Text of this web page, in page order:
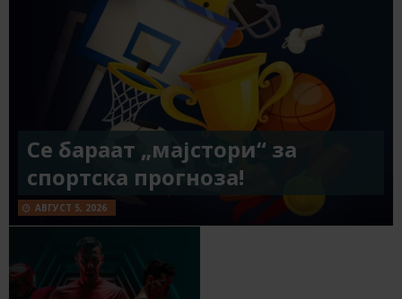
Се бараат „мајстори“ за
спортска прогноза!
АВГУСТ 5, 2026